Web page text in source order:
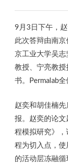
9月3日下午，
此次答辩由南
京工业大学吴
教授、宁亮教
书。Permalab全
赵奕和胡佳楠
报。赵奕的论
程模拟研究》
程为切入点，使
的活动层冻融